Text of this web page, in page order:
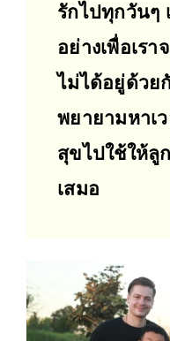
รักไปทุกวันๆ
อย่างเพื่อเร
ไม่ได้อยู่ด้วย
พยายามหาเ
สุขไปใช้ให้ลู
เสมอ